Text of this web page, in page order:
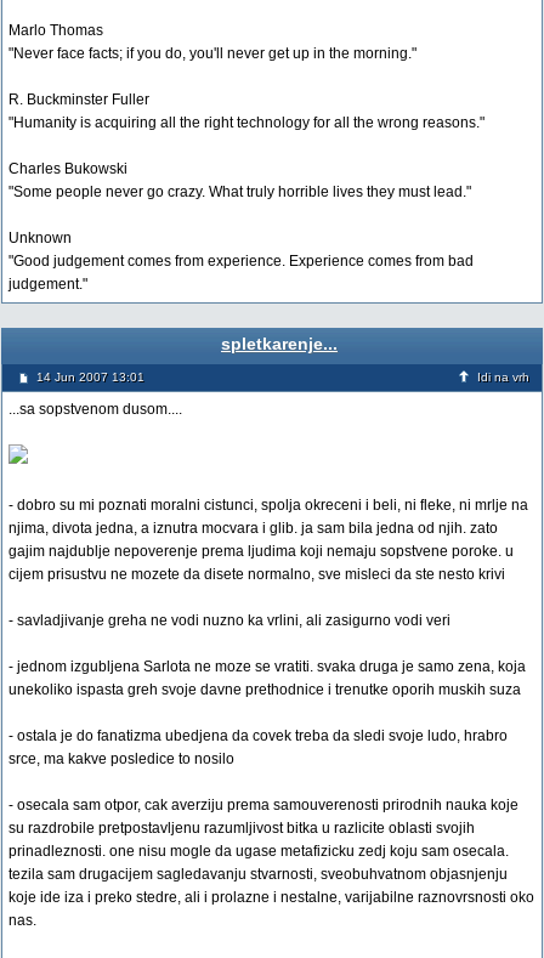
Marlo Thomas
"Never face facts; if you do, you'll never get up in the morning."
R. Buckminster Fuller
"Humanity is acquiring all the right technology for all the wrong reasons."
Charles Bukowski
"Some people never go crazy. What truly horrible lives they must lead."
Unknown
"Good judgement comes from experience. Experience comes from bad
judgement."
spletkarenje...
14 Jun 2007 13:01 Idi na vrh
...sa sopstvenom dusom....
- dobro su mi poznati moralni cistunci, spolja okreceni i beli, ni fleke, ni mrlje na
njima, divota jedna, a iznutra mocvara i glib. ja sam bila jedna od njih. zato
gajim najdublje nepoverenje prema ljudima koji nemaju sopstvene poroke. u
cijem prisustvu ne mozete da disete normalno, sve misleci da ste nesto krivi
- savladjivanje greha ne vodi nuzno ka vrlini, ali zasigurno vodi veri
- jednom izgubljena Sarlota ne moze se vratiti. svaka druga je samo zena, koja
unekoliko ispasta greh svoje davne prethodnice i trenutke oporih muskih suza
- ostala je do fanatizma ubedjena da covek treba da sledi svoje ludo, hrabro
srce, ma kakve posledice to nosilo
- osecala sam otpor, cak averziju prema samouverenosti prirodnih nauka koje
su razdrobile pretpostavljenu razumljivost bitka u razlicite oblasti svojih
prinadleznosti. one nisu mogle da ugase metafizicku zedj koju sam osecala.
tezila sam drugacijem sagledavanju stvarnosti, sveobuhvatnom objasnjenju
koje ide iza i preko stedre, ali i prolazne i nestalne, varijabilne raznovrsnosti oko
nas.